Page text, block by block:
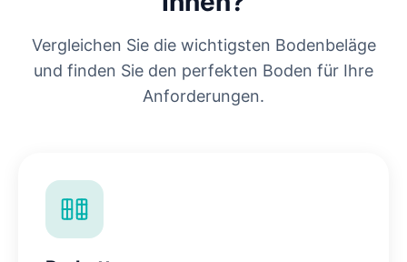
Vergleichen Sie die wichtigsten Bodenbeläge
und finden Sie den perfekten Boden für Ihre
Anforderungen.